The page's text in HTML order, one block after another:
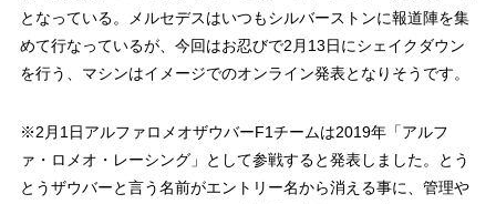
となっている。メルセデスはいつもシルバーストンに報道陣を集
めて行なっているが、今回はお忍びで2月13日にシェイクダウン
を行う、マシンはイメージでのオンライン発表となりそうです。
※2月1日アルファロメオザウバーF1チームは2019年「アルフ
ァ・ロメオ・レーシング」として参戦すると発表しました。とう
とうザウバーと言う名前がエントリー名から消える事に、管理や